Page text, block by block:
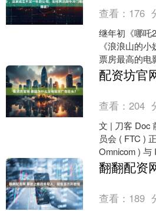
查看： 176
继年初《哪吒
《浪浪山的
票房最高的电
为暑假的黑马
吒食玩销售5
查看：204
文 | 刀客 Doc
员会 ( FTC )
Omnicom ) 与
查看： 189